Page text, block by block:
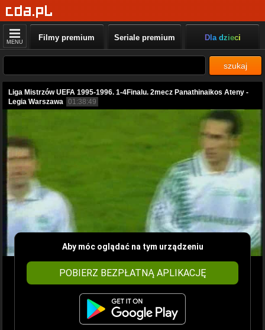
MENU Filmy premium Seriale premium Dla dzieci
szukaj
Liga Mistrzów UEFA 1995-1996. 1-4Finalu. 2mecz Panathinaikos Ateny -
Legia Warszawa 01:38:49
Aby móc oglądać na tym urządzeniu
POBIERZ BEZPŁATNĄ APLIKACJĘ